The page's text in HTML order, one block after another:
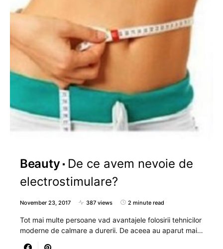
Beauty
De ce avem nevoie de
electrostimulare?
November 23, 2017 387 views 2 minute read
Tot mai multe persoane vad avantajele folosirii tehnicilor
moderne de calmare a durerii. De aceea au aparut mai…